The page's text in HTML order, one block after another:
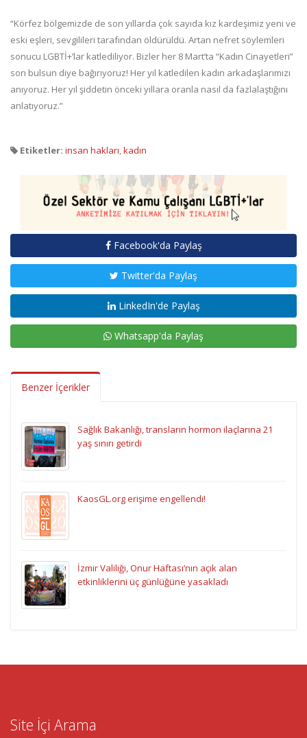
“Körfez bölgemizde de son yıllarda çok sayıda kız kardeşimiz yeni ve
eski eşleri, sevgilileri tarafından öldürüldü. Artan nefret söylemleri
sonucu LGBTİ+’lar katlediliyor. Bizler her 8 Mart’ta “Kadın Cinayetleri”
son bulsun diye bağırıyoruz! Her yıl katledilen kadın arkadaşlarımızı
anıyoruz. Her yıl şiddetin önceki yıllara oranla nasıl da fazlalaştığını
anlatıyoruz.”
Etiketler: insan hakları,kadın
Facebook'da Paylaş
Twitter'da Paylaş
LinkedIn'de Paylaş
Whatsapp'da Paylaş
Benzer İçerikler
Sağlık Bakanlığı, transların hormon ilaçlarına 21
yaş sınırı getirdi
KaosGL.org erişime engellendi!
İzmir Valiliği, Onur Haftası’nın açık alan
etkinliklerini üç günlüğüne yasakladı
Site İçi Arama